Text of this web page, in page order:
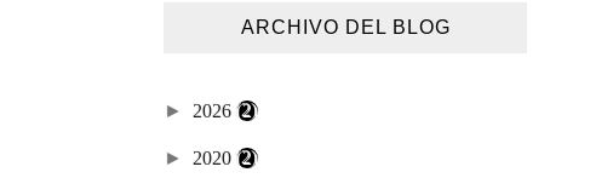
ARCHIVO DEL BLOG
► 2026 (2)
► 2020 (2)